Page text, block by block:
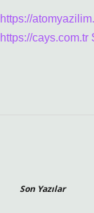
https://
https://cays.com.tr
Son Yazılar